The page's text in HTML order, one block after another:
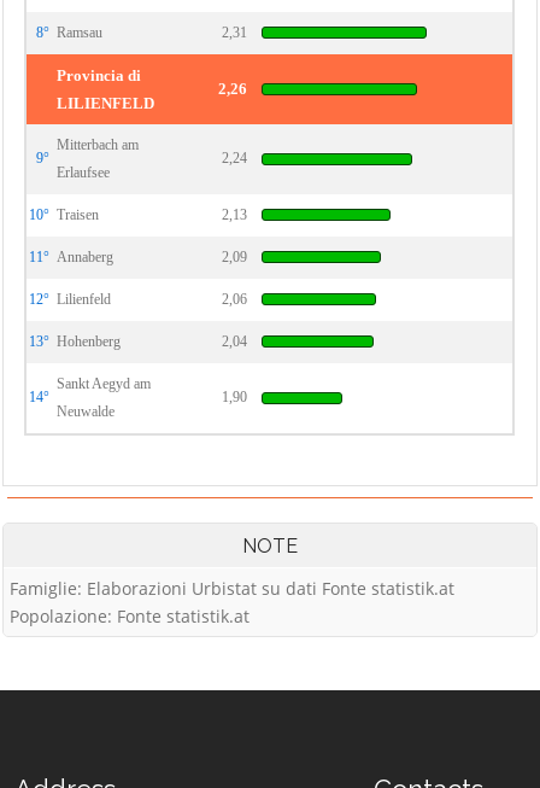
8° Ramsau 2,31
Provincia di
LILIENFELD
2,26
9°
Mitterbach am
Erlaufsee
2,24
10° Traisen 2,13
11° Annaberg 2,09
12° Lilienfeld 2,06
13° Hohenberg 2,04
14°
Sankt Aegyd am
Neuwalde
1,90
NOTE
Famiglie: Elaborazioni Urbistat su dati Fonte statistik.at
Popolazione: Fonte statistik.at